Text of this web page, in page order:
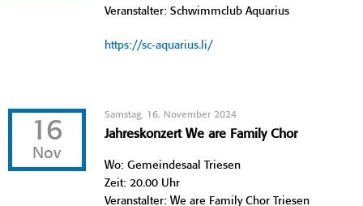
Veranstalter: Schwimmclub Aquarius
https://sc-aquarius.li/
16
Nov
Samstag, 16. November 2024
Jahreskonzert We are Family Chor
Wo: Gemeindesaal Triesen
Zeit: 20.00 Uhr
Veranstalter: We are Family Chor Triesen